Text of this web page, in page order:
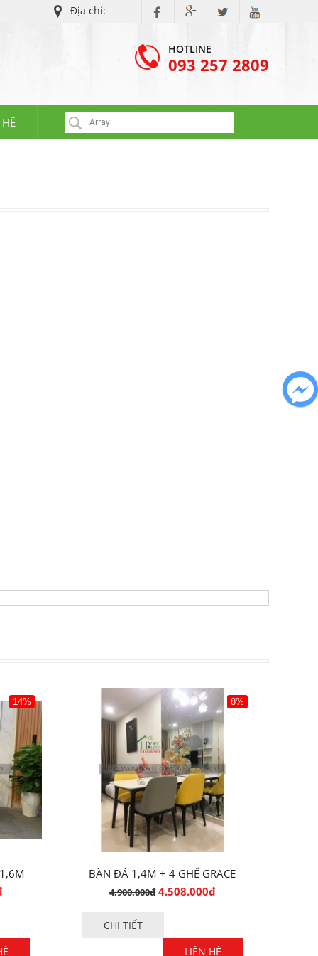
VỰC NỘI THÀNH TP.HCM, DĨ AN - THUẬN AN (BÌNH DƯƠNG), BIÊN
Địa chỉ:
HOTLINE
093 257 2809
14% 8%
BÀN ĐÁ 1,4M + 4 GHẾ GRACE
SANG TRỌNG
4.900.000đ 4.508.000đ
CHI TIẾT
LIÊN HỆ